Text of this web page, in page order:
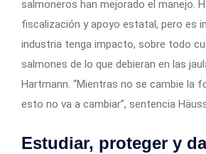
salmoneros han mejorado el manejo.
fiscalización y apoyo estatal, pero es
industria tenga impacto, sobre todo
salmones de lo que debieran en las
Hartmann. “Mientras no se cambie la
esto no va a cambiar”, sentencia
Estudiar, proteger y